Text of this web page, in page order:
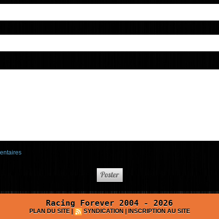
Racing Forever 2004 - 2026
PLAN DU SITE | SYNDICATION | INSCRIPTION AU SITE